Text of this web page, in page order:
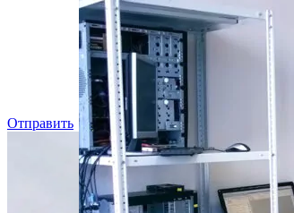
Отправить